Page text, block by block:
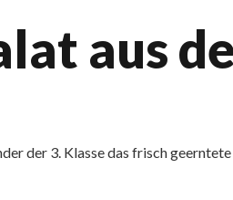
aus
der 3. Klasse das frisch